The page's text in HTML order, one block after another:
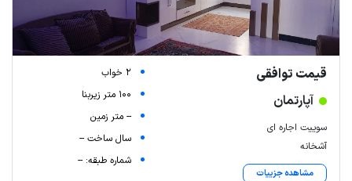
قیمت توافقی
آپارتمان
سوییت اجاره ای
آشخانه
مشاهده جزییات
2 خواب
100 متر زیربنا
-- متر زمین
سال ساخت --
شماره طبقه: --